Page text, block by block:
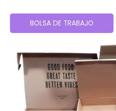
BOLSA DE TRABAJO